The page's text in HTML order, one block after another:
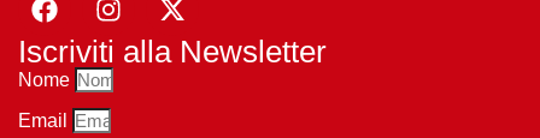
Iscriviti alla Newsletter
Nome
Email